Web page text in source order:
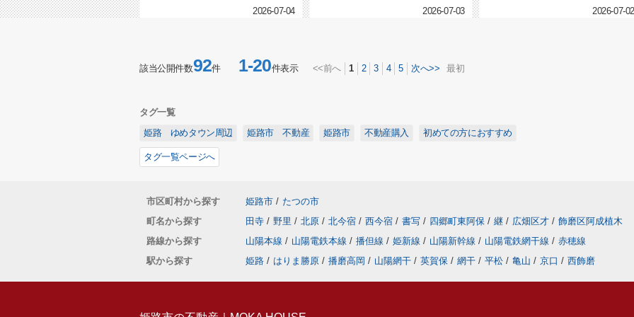
2026-07-04 2026-07-03 2026-07-02
該当公開件数92件1-20件表示 <<前へ 1 2 3 4 5 次へ>> 最初
タグ一覧
姫路 ゆめタウン周辺
姫路市 不動産 姫路市 不動産購入 初めての方におすすめ
タグ一覧ページへ
市区町村から探す 姫路市 / たつの市
町名から探す
田寺 / 野里 / 北原 / 北今宿 / 西今宿 / 書写 / 四郷町東阿保 / 継 / 広畑区才 / 飾磨区阿成植木
路線から探す
山陽本線 / 山陽電鉄本線 / 播但線 / 姫新線 / 山陽新幹線 / 山陽電鉄網干線 / 赤穂線
駅から探す
姫路 / はりま勝原 / 播磨高岡 / 山陽網干 / 英賀保 / 網干 / 平松 / 亀山 / 京口 / 西飾磨